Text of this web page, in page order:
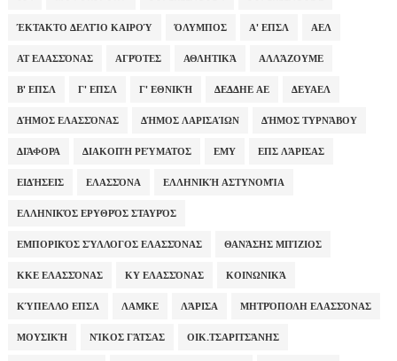
ΈΚΤΑΚΤΟ ΔΕΛΤΊΟ ΚΑΙΡΟΎ ΌΛΥΜΠΟΣ Α' ΕΠΣΛ ΑΕΛ
ΑΤ ΕΛΑΣΣΌΝΑΣ ΑΓΡΌΤΕΣ ΑΘΛΗΤΙΚΆ ΑΛΛΆΖΟΥΜΕ
Β' ΕΠΣΛ Γ' ΕΠΣΛ Γ' ΕΘΝΙΚΉ ΔΕΔΔΗΕ ΑΕ ΔΕΥΑΕΛ
ΔΉΜΟΣ ΕΛΑΣΣΌΝΑΣ ΔΉΜΟΣ ΛΑΡΙΣΑΊΩΝ ΔΉΜΟΣ ΤΥΡΝΆΒΟΥ
ΔΙΆΦΟΡΑ ΔΙΑΚΟΠΉ ΡΕΎΜΑΤΟΣ ΕΜΥ ΕΠΣ ΛΆΡΙΣΑΣ
ΕΙΔΉΣΕΙΣ ΕΛΑΣΣΌΝΑ ΕΛΛΗΝΙΚΉ ΑΣΤΥΝΟΜΊΑ
ΕΛΛΗΝΙΚΌΣ ΕΡΥΘΡΌΣ ΣΤΑΥΡΌΣ
ΕΜΠΟΡΙΚΌΣ ΣΎΛΛΟΓΟΣ ΕΛΑΣΣΌΝΑΣ ΘΑΝΆΣΗΣ ΜΠΊΖΙΟΣ
ΚΚΕ ΕΛΑΣΣΌΝΑΣ ΚΥ ΕΛΑΣΣΌΝΑΣ ΚΟΙΝΩΝΙΚΆ
ΚΎΠΕΛΛΟ ΕΠΣΛ ΛΑΜΚΕ ΛΆΡΙΣΑ ΜΗΤΡΌΠΟΛΗ ΕΛΑΣΣΌΝΑΣ
ΜΟΥΣΙΚΉ ΝΊΚΟΣ ΓΆΤΣΑΣ ΟΙΚ.ΤΣΑΡΙΤΣΆΝΗΣ